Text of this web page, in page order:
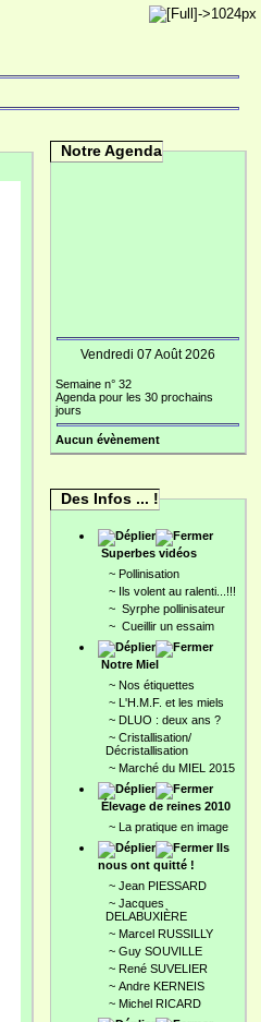
Notre Agenda
Vendredi 07 Août 2026
Semaine n° 32
Agenda pour les 30 prochains
jours
Aucun évènement
Des Infos ... !
Superbes vidéos
~ Pollinisation
~ Ils volent au ralenti...!!!
~ Syrphe pollinisateur
~ Cueillir un essaim
Notre Miel
~ Nos étiquettes
~ L'H.M.F. et les miels
~ DLUO : deux ans ?
~ Cristallisation/
Décristallisation
~ Marché du MIEL 2015
Élevage de reines 2010
~ La pratique en image
Ils
nous ont quitté !
~ Jean PIESSARD
~ Jacques
DELABUXIÈRE
~ Marcel RUSSILLY
~ Guy SOUVILLE
~ René SUVELIER
~ Andre KERNEIS
~ Michel RICARD